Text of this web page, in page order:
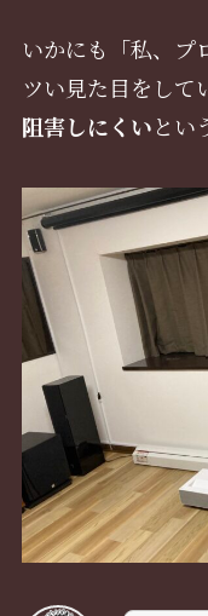
いかにも「私、プ
ツい見た目をして
阻害しにくいとい